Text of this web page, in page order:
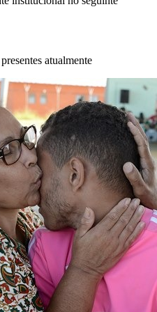
atualmente